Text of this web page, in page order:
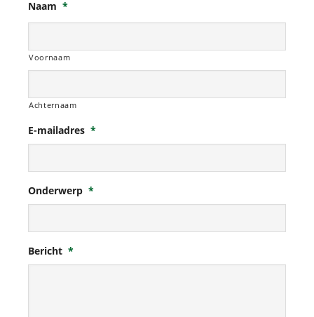
Naam *
Voornaam
Achternaam
E-mailadres *
Onderwerp *
Bericht *